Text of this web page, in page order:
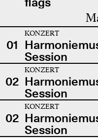
01
KONZERT
Session
02
KONZERT
Session
02
KONZERT
Session